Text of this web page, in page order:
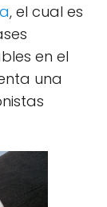
, el cual es
en el
una